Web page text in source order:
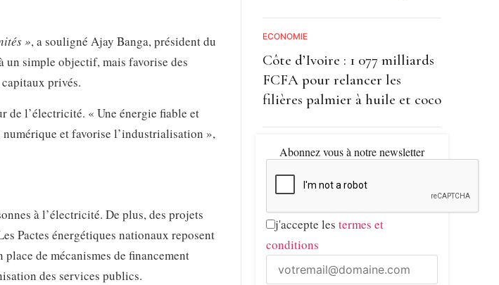
», a souligné Ajay Banga, président du
un simple objectif, mais favorise des
privés.
de l’électricité. « Une énergie fiable et
et favorise l’industrialisation »,
à l’électricité. De plus, des projets
Pactes énergétiques nationaux reposent
de mécanismes de financement
des services publics.
ECONOMIE
Côte d’Ivoire : 1 077 milliards
FCFA pour relancer les
filières palmier à huile et coco
Abonnez vous à notre newsletter
j'accepte les termes et
conditions